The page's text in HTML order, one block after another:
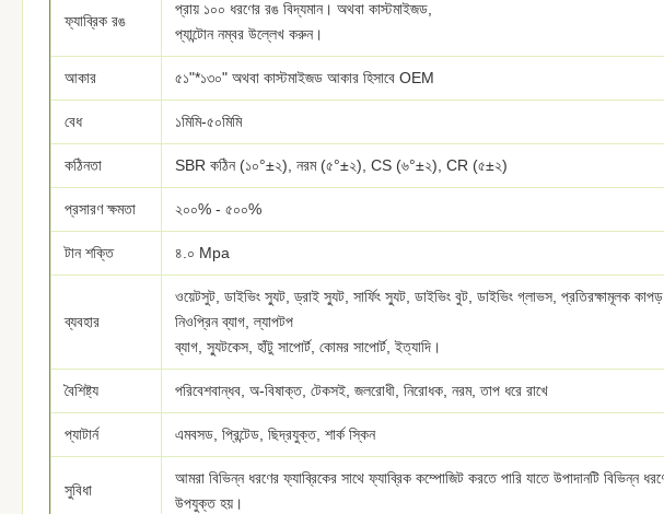
ফ্যাব্রিক রঙ
প্রায় ১০০ ধরণের রঙ বিদ্যমান। অথবা কাস্টমাইজড,
প্যান্টোন নম্বর উল্লেখ করুন।
আকার ৫১"*১৩০" অথবা কাস্টমাইজড আকার হিসাবে OEM
বেধ ১মিমি-৫০মিমি
কঠিনতা SBR কঠিন (১০°±২), নরম (৫°±২), CS (৬°±২), CR (৫±২)
প্রসারণ ক্ষমতা ২০০% - ৫০০%
টান শক্তি ৪.০ Mpa
ব্যবহার
ওয়েটসুট, ডাইভিং স্যুট, ড্রাই স্যুট, সার্ফিং স্যুট, ডাইভিং বুট, ডাইভিং গ্লাভস, প্রতিরক্ষামূলক কাপড়,
নিওপ্রিন ব্যাগ, ল্যাপটপ
ব্যাগ, স্যুটকেস, হাঁটু সাপোর্ট, কোমর সাপোর্ট, ইত্যাদি।
বৈশিষ্ট্য পরিবেশবান্ধব, অ-বিষাক্ত, টেকসই, জলরোধী, নিরোধক, নরম, তাপ ধরে রাখে
প্যাটার্ন এমবসড, প্রিন্টেড, ছিদ্রযুক্ত, শার্ক স্কিন
সুবিধা
আমরা বিভিন্ন ধরণের ফ্যাব্রিকের সাথে ফ্যাব্রিক কম্পোজিট করতে পারি যাতে উপাদানটি বিভিন্ন
উপযুক্ত হয়।